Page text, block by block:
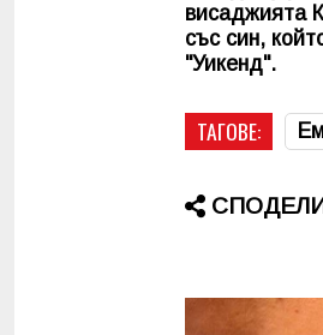
висаджията
със син,
"Уикенд".
ТАГОВЕ: